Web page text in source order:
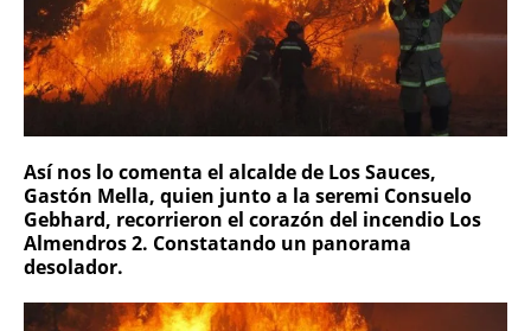
Así nos lo comenta el alcalde de Los Sauces,
Gastón Mella, quien junto a la seremi Consuelo
Gebhard, recorrieron el corazón del incendio Los
Almendros 2. Constatando un panorama
desolador.